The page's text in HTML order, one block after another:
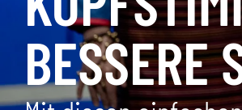
BESSERE